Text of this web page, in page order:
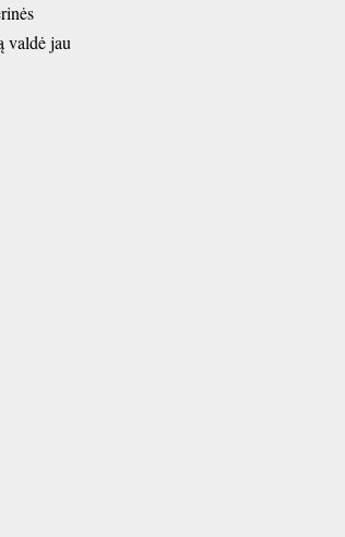
valdė jau